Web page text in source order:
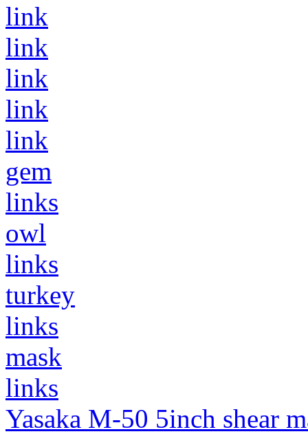
link
link
link
link
link
gem
links
owl
links
turkey
links
mask
links
Yasaka M-50 5inch shear